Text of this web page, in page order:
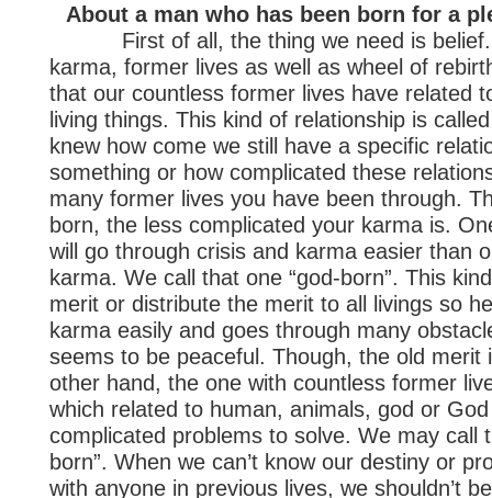
About a man who has been born for a
First of all, the thing we need is belief.
karma, former lives as well as wheel of
that our countless former lives have related
living things. This kind of relationship is
knew how come we still have a specific
something or how complicated these
many former lives you have been through.
born, the less complicated your karma is.
will go through crisis and karma easier than
karma. We call that one “god-born”. This
merit or distribute the merit to all livings so
karma easily and goes through many
seems to be peaceful. Though, the old
other hand, the one with countless former
which related to human, animals, god or
complicated problems to solve. We may call
born”. When we can’t know our destiny or
with anyone in previous lives, we shouldn’t